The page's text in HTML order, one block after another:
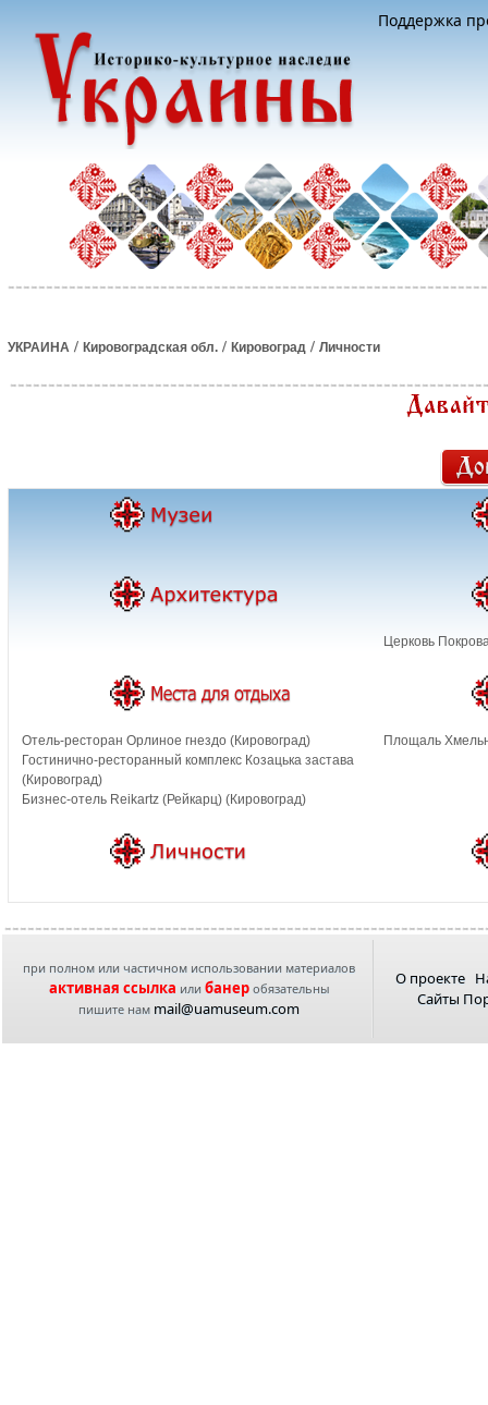
Поддержка
УКРАИНА / Кировоградская обл. / Кировоград / Личности
Церковь
Отель-ресторан Орлиное гнездо (Кировоград)
Гостинично-ресторанный комплекс Козацька застава
(Кировоград)
Бизнес-отель Reikartz (Рейкарц) (Кировоград)
Площаль
при полном или частичном использовании материалов
активная ссылка или банеробязательны
пишите нам mail@uamuseum.com
О проекте
Сайты